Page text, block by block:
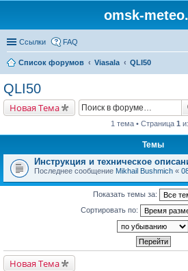
omsk-
Ссылки FAQ
Список форумов Viasala
QLI50
QLI50
Новая Тема
1 тема • Страница 1
Темы
Инструкция и техническое
Последнее сообщение Mikhail Bushmich «
Показать темы за:
Сортировать по:
Новая Тема